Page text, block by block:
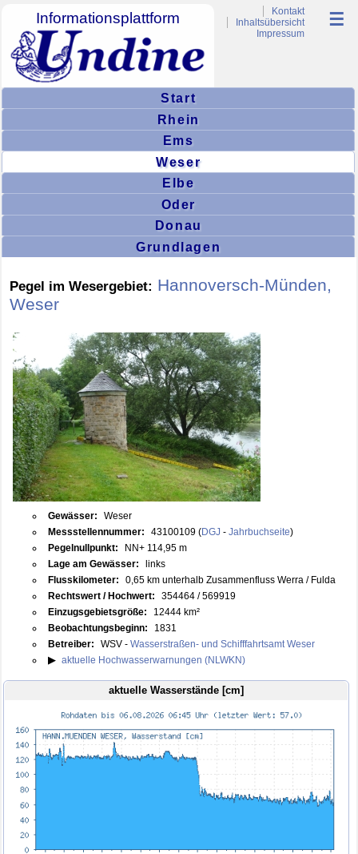
Informationsplattform ☰
Kontakt
Inhaltsübersicht
Impressum
Start
Rhein
Ems
Weser
Elbe
Oder
Donau
Grundlagen
Pegel im Wesergebiet: Hannoversch-Münden,
Weser
Gewässer:
Weser
Messstellennummer:
43100109 (DGJ-Jahrbuchseite)
Pegelnullpunkt:
NN+ 114,95 m
Lage am Gewässer:
links
Flusskilometer:
0,65 km unterhalb Zusammenfluss Werra / Fulda
Rechtswert / Hochwert:
354464 / 569919
Einzugsgebietsgröße:
12444 km²
Beobachtungsbeginn:
1831
Betreiber:
WSV -Wasserstraßen- und Schifffahrtsamt Weser
▶ aktuelle Hochwasserwarnungen (NLWKN)
aktuelle Wasserstände [cm]